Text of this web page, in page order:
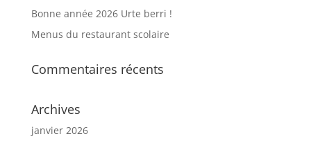
Bonne année 2026 Urte berri !
Menus du restaurant scolaire
Commentaires récents
Archives
janvier 2026